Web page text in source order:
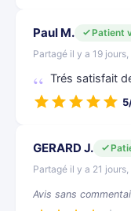
Paul M.
Patient
Partagé il y a 19
Trés satisfait
GERARD J.
Partagé il y a 21
Avis sans